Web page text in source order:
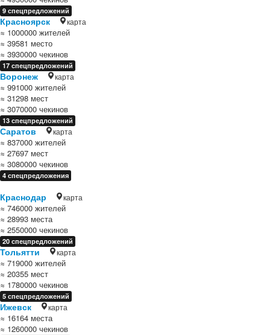
9 спецпредложений
Красноярск карта
≈ 1000000 жителей
≈ 39581 место
≈ 3930000 чекинов
17 спецпредложений
Воронеж карта
≈ 991000 жителей
≈ 31298 мест
≈ 3070000 чекинов
13 спецпредложений
Саратов карта
≈ 837000 жителей
≈ 27697 мест
≈ 3080000 чекинов
4 спецпредложения
Краснодар карта
≈ 746000 жителей
≈ 28993 места
≈ 2550000 чекинов
20 спецпредложений
Тольятти карта
≈ 719000 жителей
≈ 20355 мест
≈ 1780000 чекинов
5 спецпредложений
Ижевск карта
≈ 16164 места
≈ 1260000 чекинов